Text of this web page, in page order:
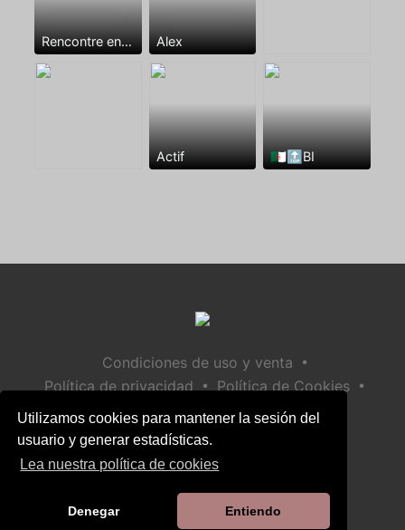
Utilizamos cookies para mantener la sesión del
usuario y generar estadísticas.
Lea nuestra política de cookies
Denegar Entiendo
Rencontre entre mecs Alex
Actif 🇩🇿🔝BI
Condiciones de uso y venta •
Política de privacidad • Política de Cookies •
Política de seguridad infantil
Ayuda / Contactar